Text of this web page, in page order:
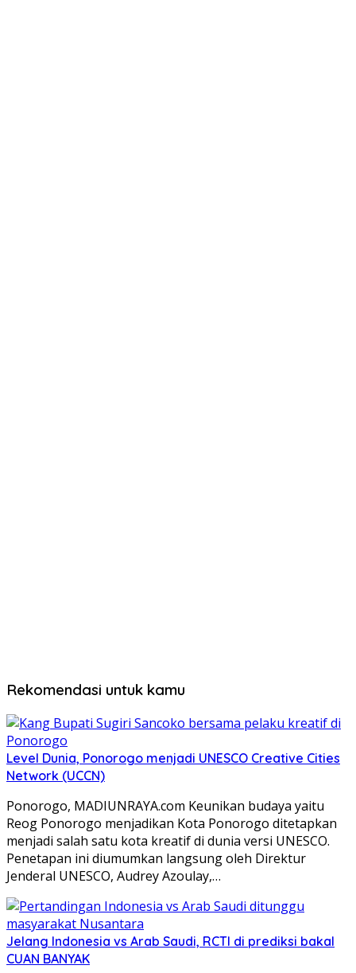
Rekomendasi untuk kamu
Level Dunia, Ponorogo menjadi UNESCO Creative Cities
Network (UCCN)
Ponorogo, MADIUNRAYA.com Keunikan budaya yaitu
Reog Ponorogo menjadikan Kota Ponorogo ditetapkan
menjadi salah satu kota kreatif di dunia versi UNESCO.
Penetapan ini diumumkan langsung oleh Direktur
Jenderal UNESCO, Audrey Azoulay,…
Jelang Indonesia vs Arab Saudi, RCTI di prediksi bakal
CUAN BANYAK